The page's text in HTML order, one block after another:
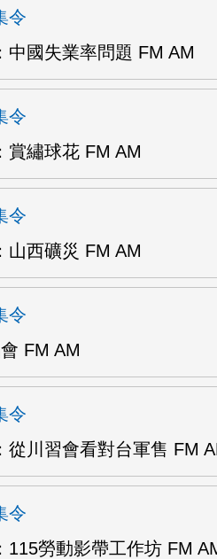
令
中國失業率問題 FM AM
令
賞繡球花 FM AM
令
山西礦災 FM AM
令
FM AM
令
從川習會看對台軍售 FM
令
115勞動影帶工作坊 FM